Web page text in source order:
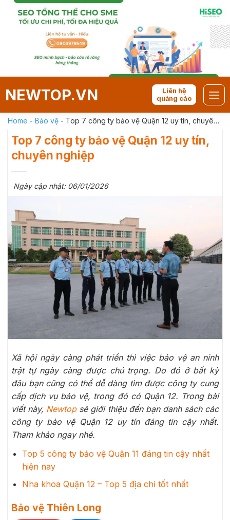
Skip
NEWTOP.VN
Liên hệ
quảng cáo
Home - Bảo vệ - Top 7 công ty bảo vệ Quận 12 uy tín, chuyên
Top 7 công ty bảo vệ Quận 12 uy tín,
chuyên nghiệp
Ngày cập nhật: 06/01/2026
Xã hội ngày càng phát triển thì việc bảo vệ an ninh
trật tự ngày càng được chú trọng. Do đó ở bất kỳ
đâu bạn cũng có thể dễ dàng tìm được công ty cung
cấp dịch vụ bảo vệ, trong đó có Quận 12. Trong bài
viết này, Newtopsẽ giới thiệu đến bạn danh sách các
công ty bảo vệ Quận 12 uy tín đáng tin cậy nhất.
Tham khảo ngay nhé.
Top 5 công ty bảo vệ Quận 11 đáng tin cậy nhất
hiện nay
Nha khoa Quận 12 – Top 5 địa chỉ tốt nhất
Bảo vệ Thiên Long